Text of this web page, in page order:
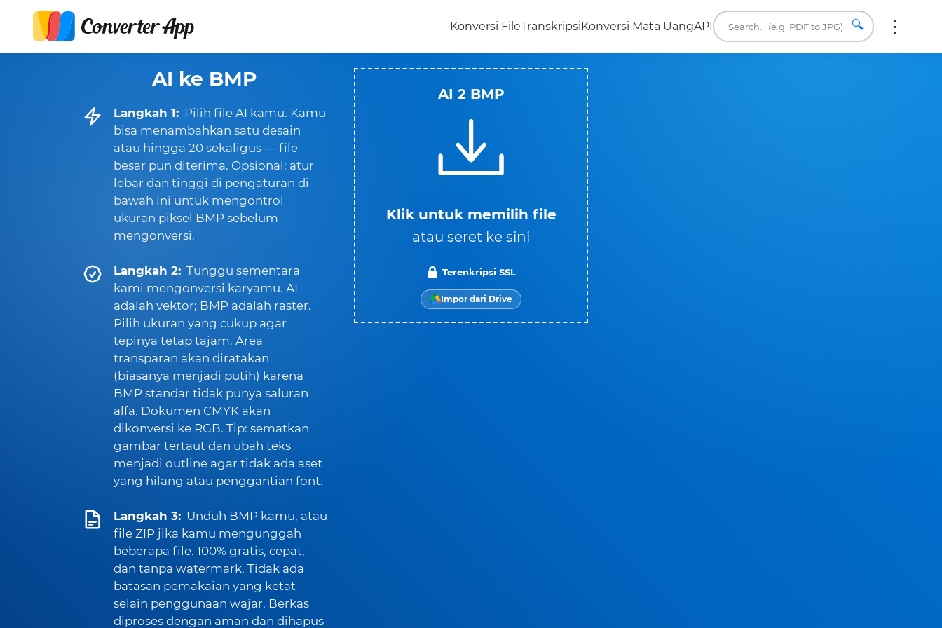
Konversi FileTranskripsiKonversi Mata UangAPI 🔍
AI ke BMP
Langkah 1: Pilih file AI kamu. Kamu
bisa menambahkan satu desain
atau hingga 20 sekaligus — file
besar pun diterima. Opsional: atur
lebar dan tinggi di pengaturan di
bawah ini untuk mengontrol
ukuran piksel BMP sebelum
mengonversi.
Langkah 2: Tunggu sementara
kami mengonversi karyamu. AI
adalah vektor; BMP adalah raster.
Pilih ukuran yang cukup agar
tepinya tetap tajam. Area
transparan akan diratakan
(biasanya menjadi putih) karena
BMP standar tidak punya saluran
alfa. Dokumen CMYK akan
dikonversi ke RGB. Tip: sematkan
gambar tertaut dan ubah teks
menjadi outline agar tidak ada aset
yang hilang atau penggantian font.
Langkah 3: Unduh BMP kamu, atau
file ZIP jika kamu mengunggah
beberapa file. 100% gratis, cepat,
dan tanpa watermark. Tidak ada
batasan pemakaian yang ketat
selain penggunaan wajar. Berkas
diproses dengan aman dan dihapus
AI 2 BMP
Klik untuk memilih file
atau seret ke sini
Terenkripsi SSL
Impor dari Drive